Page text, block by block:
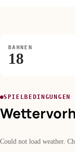
BAHNEN
18
SPIELBEDINGUNGEN
Could not load weather.